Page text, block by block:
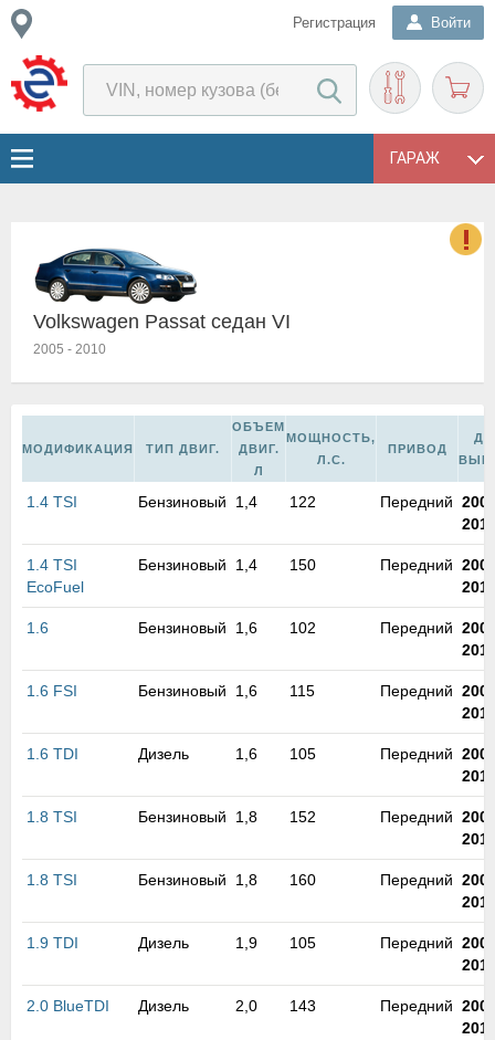
Регистрация Войти
ГАРАЖ
Volkswagen Passat седан VI
2005 - 2010
МОДИФИКАЦИЯ ТИП ДВИГ.
ОБЪЕМ
ДВИГ.
Л
МОЩНОСТЬ,
Л.С.
ПРИВОД
1.4 TSI Бензиновый 1,4 122 Передний
1.4 TSI
EcoFuel
Бензиновый 1,4 150 Передний
1.6 Бензиновый 1,6 102 Передний
1.6 FSI Бензиновый 1,6 115 Передний
1.6 TDI Дизель 1,6 105 Передний
1.8 TSI Бензиновый 1,8 152 Передний
1.8 TSI Бензиновый 1,8 160 Передний
1.9 TDI Дизель 1,9 105 Передний
2.0 BlueTDI Дизель 2,0 143 Передний